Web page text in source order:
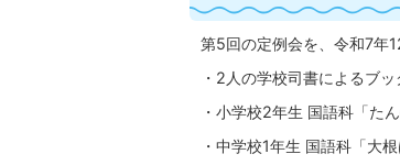
第5回の定例会を、令和7年
・2人の学校司書によるブ
・小学校2年生 国語科「た
・中学校1年生 国語科「大根